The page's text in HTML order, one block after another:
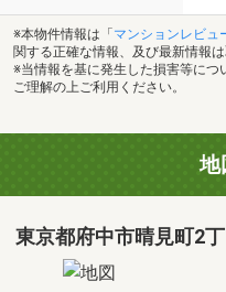
※本物件情報は「 マンションレビュ
関する正確な情報、及び最新情報
※当情報を基に発生した損害等に
ご理解の上ご利用ください。
地
東京都府中市晴見町2